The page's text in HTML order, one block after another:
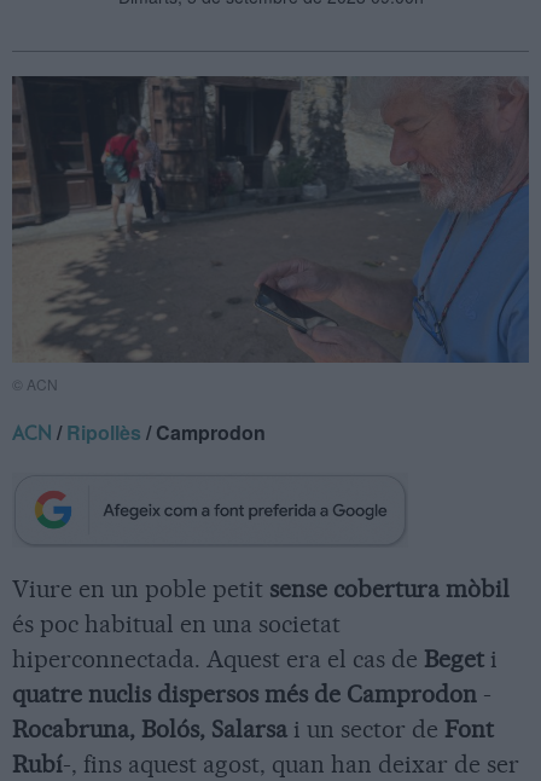
© ACN
ACN /Ripollès / Camprodon
Viure en un poble petit sense cobertura mòbil
és poc habitual en una societat
hiperconnectada. Aquest era el cas de Beget i
quatre nuclis dispersos més de Camprodon -
Rocabruna, Bolós, Salarsa i un sector de Font
Rubí-, fins aquest agost, quan han deixar de ser